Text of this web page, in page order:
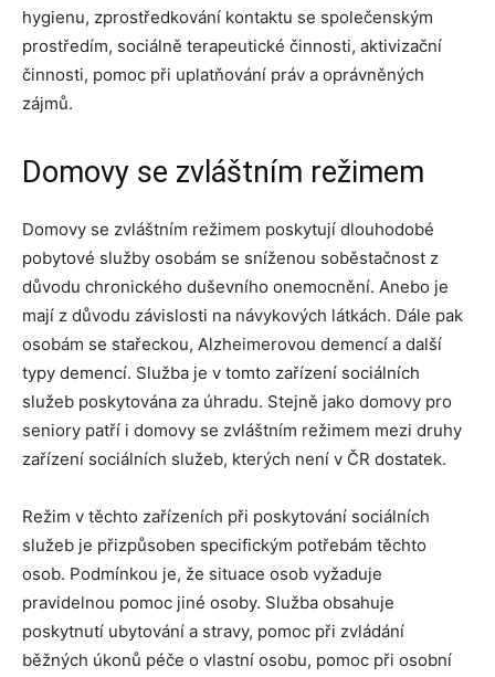
hygienu, zprostředkování kontaktu se společenským
prostředím, sociálně terapeutické činnosti, aktivizační
činnosti, pomoc při uplatňování práv a oprávněných
zájmů.
Domovy se zvláštním režimem
Domovy se zvláštním režimem poskytují dlouhodobé
pobytové služby osobám se sníženou soběstačnost z
důvodu chronického duševního onemocnění. Anebo je
mají z důvodu závislosti na návykových látkách. Dále pak
osobám se stařeckou, Alzheimerovou demencí a další
typy demencí. Služba je v tomto zařízení sociálních
služeb poskytována za úhradu. Stejně jako domovy pro
seniory patří i domovy se zvláštním režimem mezi druhy
zařízení sociálních služeb, kterých není v ČR dostatek.
Režim v těchto zařízeních při poskytování sociálních
služeb je přizpůsoben specifickým potřebám těchto
osob. Podmínkou je, že situace osob vyžaduje
pravidelnou pomoc jiné osoby. Služba obsahuje
poskytnutí ubytování a stravy, pomoc při zvládání
běžných úkonů péče o vlastní osobu, pomoc při osobní